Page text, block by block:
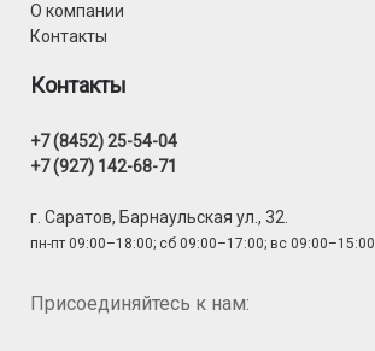
О компании
Контакты
Контакты
+7 (8452) 25-54-04
+7 (927) 142-68-71
г. Саратов, Барнаульская ул., 32.
пн-пт 09:00–18:00; сб 09:00–17:00; вс 09:00–15:00
Присоединяйтесь к нам: